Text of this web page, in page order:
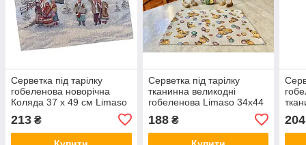
Серветка під тарілку
гобеленова новорічна
Коляда 37 х 49 см Limaso
Лімасо тканинна серветка-
підкладка Коляда Щедрик
213 ₴
Серветка під тарілку
тканинна великодні
гобеленова Limaso 34х44
великодні
188₴ 204